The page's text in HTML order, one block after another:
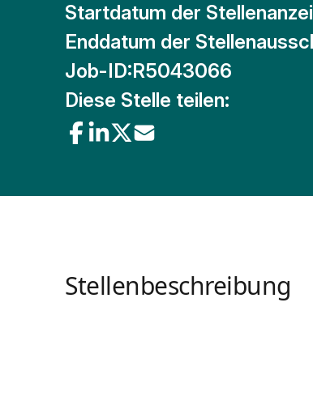
Startdatum der
Enddatum der
Job-ID:R5043066
Diese Stelle teilen:
Stellenbeschreibung